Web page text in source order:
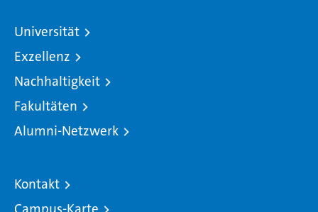
Universität
Exzellenz
Nachhaltigkeit
Fakultäten
Alumni-Netzwerk
Kontakt